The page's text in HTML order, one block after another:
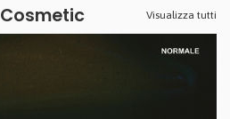
Cosmetic Visualizza tutti